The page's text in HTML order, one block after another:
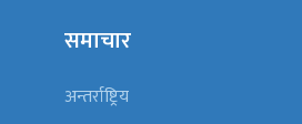
समाचार
अन्तर्राष्ट्रिय